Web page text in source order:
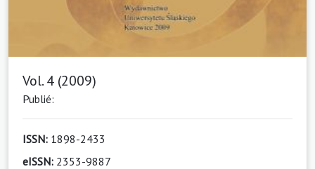
Vol. 4 (2009)
Publié:
ISSN: 1898-2433
eISSN: 2353-9887